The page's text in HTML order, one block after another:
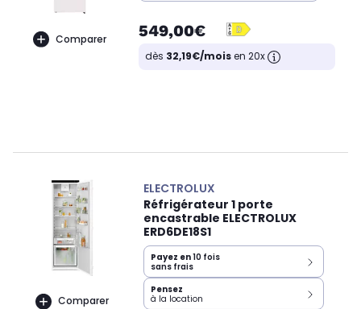
Comparer 549,00€
dès 32,19€/moisen 20x
Comparer
ELECTROLUX
Réfrigérateur 1 porte
encastrable ELECTROLUX
ERD6DE18S1
Payez en10 fois
sans frais
Pensez
à la location